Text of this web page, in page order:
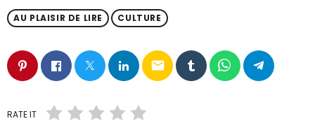
AU PLAISIR DE LIRE CULTURE
email
RATE IT